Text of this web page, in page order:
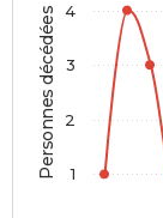
Personnes décédées 1
2
3
4